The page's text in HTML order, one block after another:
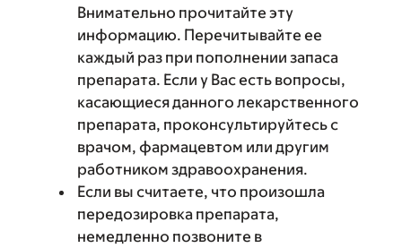
Внимательно прочитайте эту
информацию. Перечитывайте ее
каждый раз при пополнении запаса
препарата. Если у Вас есть вопросы,
касающиеся данного лекарственного
препарата, проконсультируйтесь с
врачом, фармацевтом или другим
работником здравоохранения.
Если вы считаете, что произошла
передозировка препарата,
немедленно позвоните в